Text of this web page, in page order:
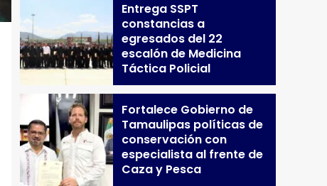
Entrega SSPT
constancias a
egresados del 22
escalón de Medicina
Táctica Policial
Fortalece Gobierno de
Tamaulipas políticas de
conservación con
especialista al frente de
Caza y Pesca